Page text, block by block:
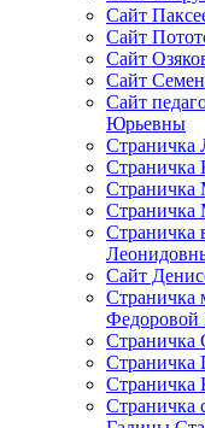
Сайт
Сайт
Сайт
Сайт
Сайт
Юрьевны
Страничка
Страничка
Cтраничка
Сайт
Страничка
Федоровой
Страничка
Страничка
Страничка
Страничка